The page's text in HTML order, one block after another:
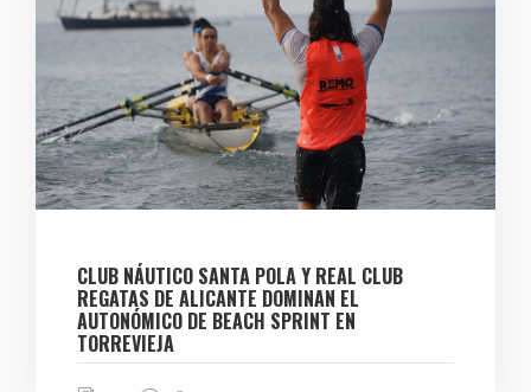
CLUB NÁUTICO SANTA POLA Y REAL CLUB
REGATAS DE ALICANTE DOMINAN EL
AUTONÓMICO DE BEACH SPRINT EN
TORREVIEJA